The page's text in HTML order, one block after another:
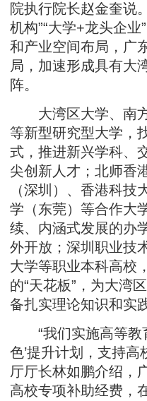
院执行院长赵金奎说
机构”“大学+龙头企
和产业空间布局，广
局，加速形成具有大
阵。
大湾区大学、南方
等新型研究型大学，
式，推进新兴学科、
尖创新人才；北师香
（深圳）、香港科技
学（东莞）等合作大
续、内涵式发展的办
外开放；深圳职业技
大学等职业本科高校
的“天花板”，为大湾
备扎实理论知识和
“我们实施高等教
色’提升计划，支持
厅厅长林如鹏介绍，
高校专项补助经费，